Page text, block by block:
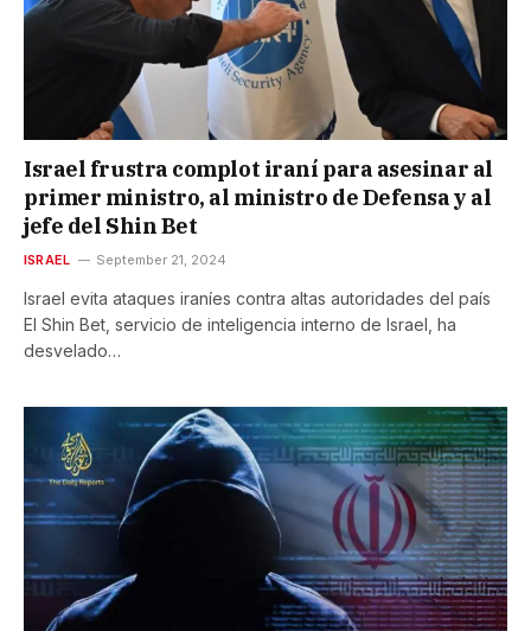
Israel frustra complot iraní para asesinar al
primer ministro, al ministro de Defensa y al
jefe del Shin Bet
ISRAEL September 21, 2024
Israel evita ataques iraníes contra altas autoridades del país
El Shin Bet, servicio de inteligencia interno de Israel, ha
desvelado…